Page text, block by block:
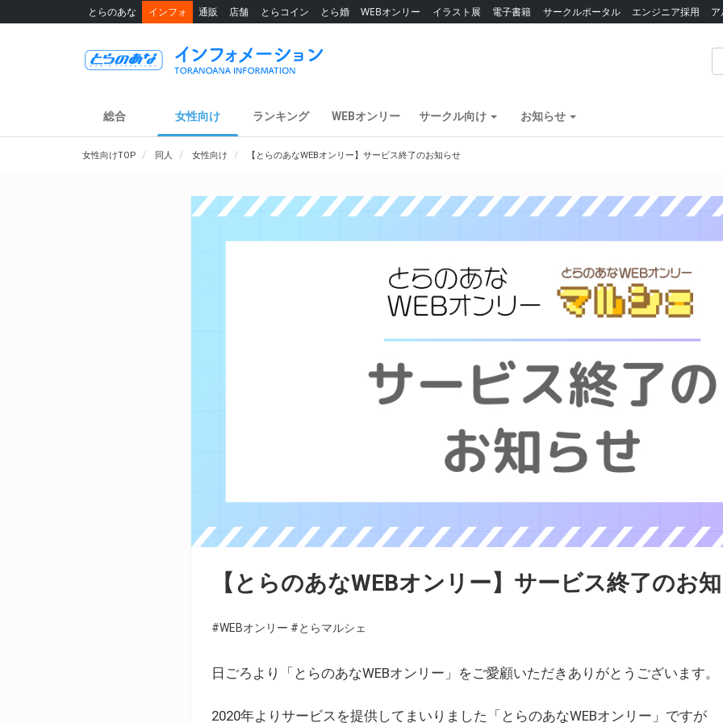
とらのあな インフォ 通販 店舗 とらコイン とら婚 WEBオンリー イラスト展 電子書籍 サークルポータル エンジニア採用
総合 女性向け ランキング WEBオンリー サークル向け お知らせ
女性向けTOP 同人 女性向け 【とらのあなWEBオンリー】サービス終了のお知らせ
【とらのあなWEBオンリー】サービス終了のお
#WEBオンリー #とらマルシェ
日ごろより「とらのあなWEBオンリー」をご愛顧いただきありがとうございます。
2020年よりサービスを提供してまいりました「とらのあなWEBオンリー」ですが